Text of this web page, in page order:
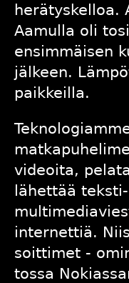
herätyskelloa.
Aamulla oli
ensimmäisen
jälkeen.
paikkeilla.
videoita,
lähettää
internettiä.
soittimet -
tossa